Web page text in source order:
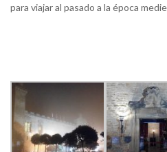
para viajar al pasado a la época